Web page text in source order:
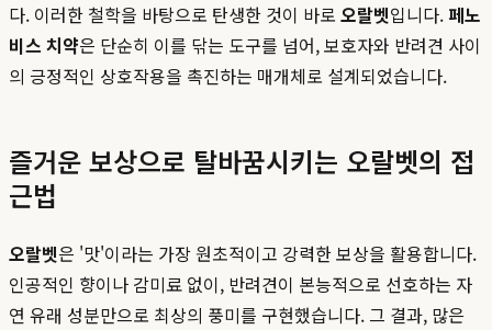
다. 이러한 철학을 바탕으로 탄생한 것이 바로 오랄벳입니다. 페노
비스 치약은 단순히 이를 닦는 도구를 넘어, 보호자와 반려견 사이
의 긍정적인 상호작용을 촉진하는 매개체로 설계되었습니다.
즐거운 보상으로 탈바꿈시키는 오랄벳의 접
근법
오랄벳은 '맛'이라는 가장 원초적이고 강력한 보상을 활용합니다.
인공적인 향이나 감미료 없이, 반려견이 본능적으로 선호하는 자
연 유래 성분만으로 최상의 풍미를 구현했습니다. 그 결과, 많은